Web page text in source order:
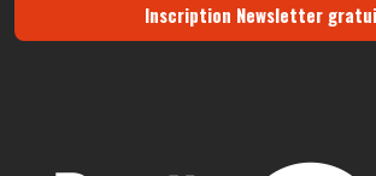
Inscription Newsletter